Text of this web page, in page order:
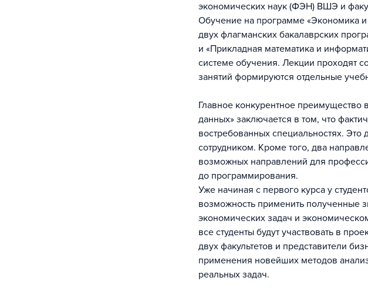
экономических наук (ФЭН) ВШЭ и
Обучение на программе «Экономика и
двух флагманских бакалаврских
и «Прикладная математика и
системе обучения. Лекции проходят
занятий формируются отдельные
Главное конкурентное
данных» заключается в том, что
востребованных специальностях. Это
сотрудником. Кроме того, два
возможных направлений для
до программирования.
Уже начиная с первого курса у
возможность применить
экономических задач и
все студенты будут участвовать в
двух факультетов и представители
применения новейших методов
реальных задач.